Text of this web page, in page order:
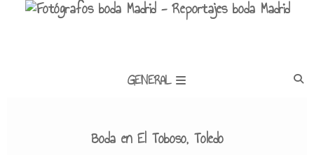
GENERAL
Boda en El Toboso, Toledo